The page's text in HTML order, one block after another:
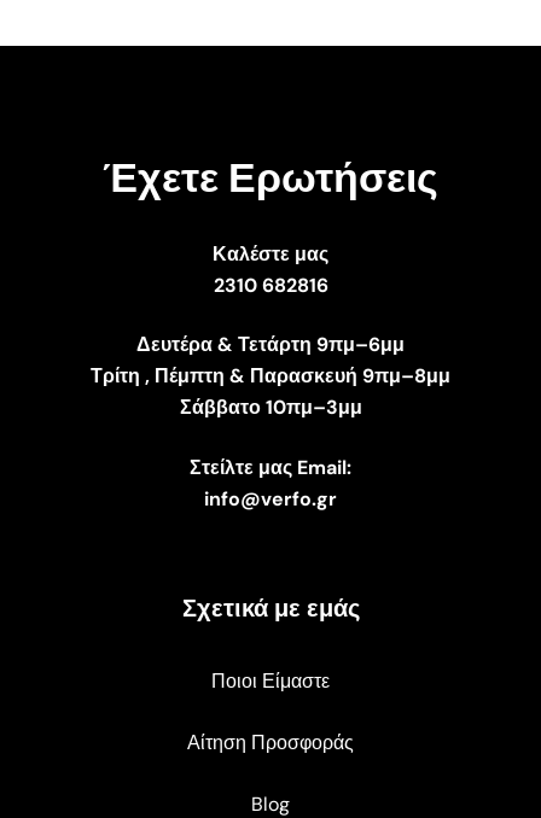
Έχετε Ερωτήσεις
Καλέστε μας
2310 682816
Δευτέρα & Τετάρτη 9πμ–6μμ
Τρίτη , Πέμπτη & Παρασκευή 9πμ–8μμ
Σάββατο 10πμ–3μμ
Στείλτε μας Email:
info@verfo.gr
Σχετικά με εμάς
Ποιοι Είμαστε
Αίτηση Προσφοράς
Blog